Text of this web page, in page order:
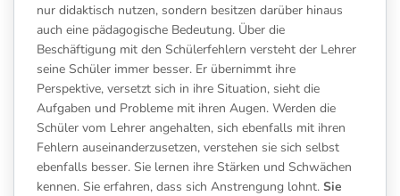
nur didaktisch nutzen, sondern besitzen darüber hinaus
auch eine pädagogische Bedeutung. Über die
Beschäftigung mit den Schülerfehlern versteht der Lehrer
seine Schüler immer besser. Er übernimmt ihre
Perspektive, versetzt sich in ihre Situation, sieht die
Aufgaben und Probleme mit ihren Augen. Werden die
Schüler vom Lehrer angehalten, sich ebenfalls mit ihren
Fehlern auseinanderzusetzen, verstehen sie sich selbst
ebenfalls besser. Sie lernen ihre Stärken und Schwächen
kennen. Sie erfahren, dass sich Anstrengung lohnt. Sie